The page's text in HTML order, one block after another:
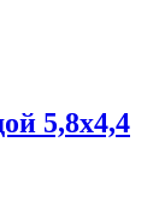
5,8х4,4